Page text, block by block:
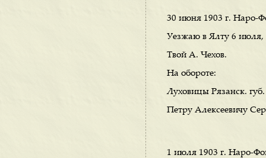
30 июня 1903 г. Наро-
Уезжаю в Ялту 6 июля,
Твой А. Чехов.
На обороте:
Луховицы Рязанск. губ.
Петру Алексеевичу
1 июля 1903 г. Наро-